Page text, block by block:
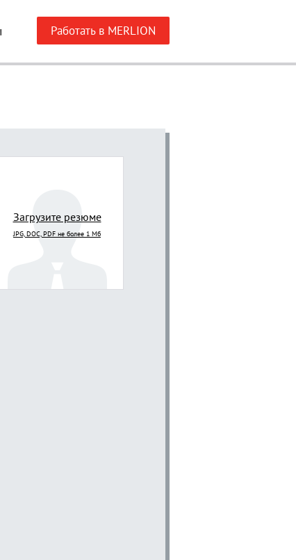
Работать в MERLION
Загрузите резюме
JPG, DOC, PDF не более 1 Мб